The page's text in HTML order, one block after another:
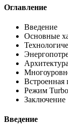
Оглавление
Введение
Основные
Встроенная
Режим Turbo
Заключение
Введение